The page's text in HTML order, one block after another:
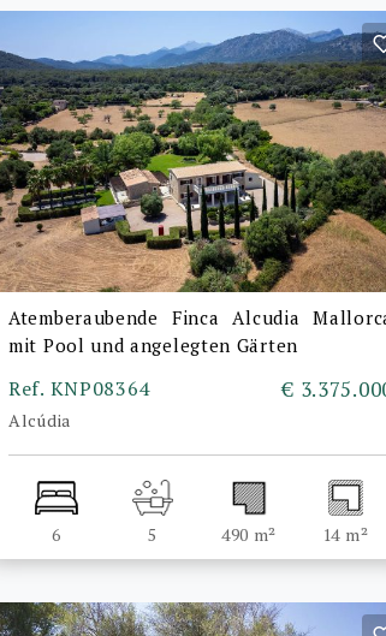
Atemberaubende Finca Alcudia
mit Pool und angelegten Gärten
Ref. KNP08364
Alcúdia
€
6 5 490 m² 14 m²